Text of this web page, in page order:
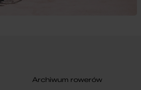
Archiwum rowerów